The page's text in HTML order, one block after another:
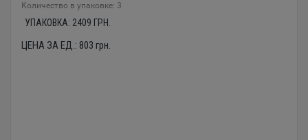
Количество в упаковке: 3
УПАКОВКА: 2409 ГРН.
ЦЕНА ЗА ЕД.: 803 грн.